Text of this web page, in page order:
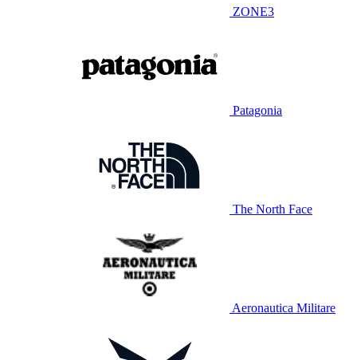
ZONE3
Patagonia
The North Face
Aeronautica Militare